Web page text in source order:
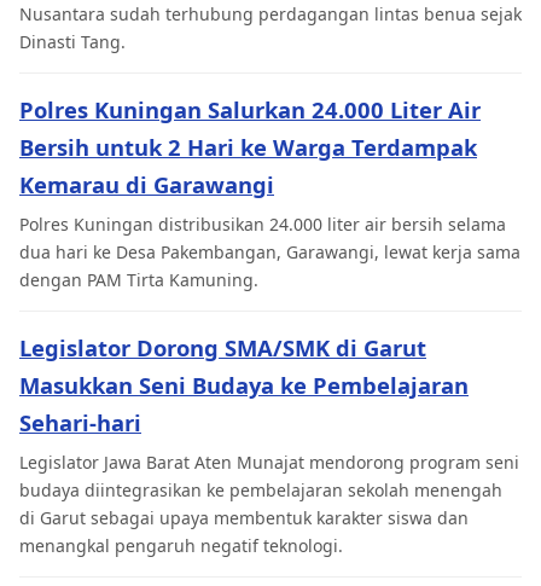
Nusantara sudah terhubung perdagangan lintas benua sejak
Dinasti Tang.
Polres Kuningan Salurkan 24.000 Liter Air
Bersih untuk 2 Hari ke Warga Terdampak
Kemarau di Garawangi
Polres Kuningan distribusikan 24.000 liter air bersih selama
dua hari ke Desa Pakembangan, Garawangi, lewat kerja sama
dengan PAM Tirta Kamuning.
Legislator Dorong SMA/SMK di Garut
Masukkan Seni Budaya ke Pembelajaran
Sehari-hari
Legislator Jawa Barat Aten Munajat mendorong program seni
budaya diintegrasikan ke pembelajaran sekolah menengah
di Garut sebagai upaya membentuk karakter siswa dan
menangkal pengaruh negatif teknologi.